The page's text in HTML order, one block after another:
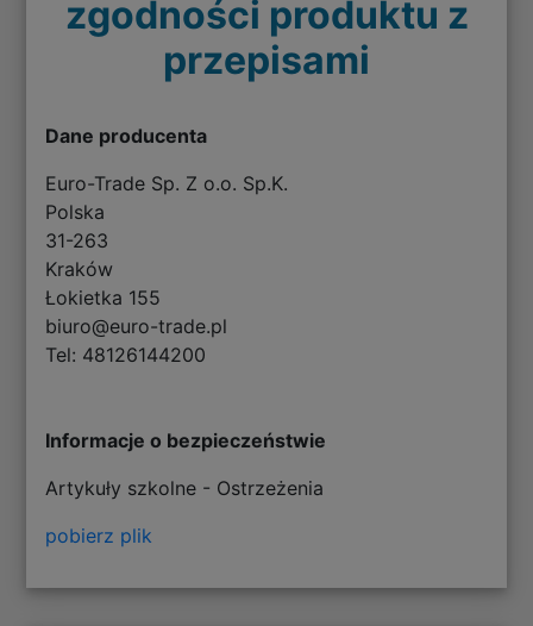
zgodności produktu z
przepisami
Dane producenta
Euro-Trade Sp. Z o.o. Sp.K.
Polska
31-263
Kraków
Łokietka 155
biuro@euro-trade.pl
Tel: 48126144200
Informacje o bezpieczeństwie
Artykuły szkolne - Ostrzeżenia
pobierz plik